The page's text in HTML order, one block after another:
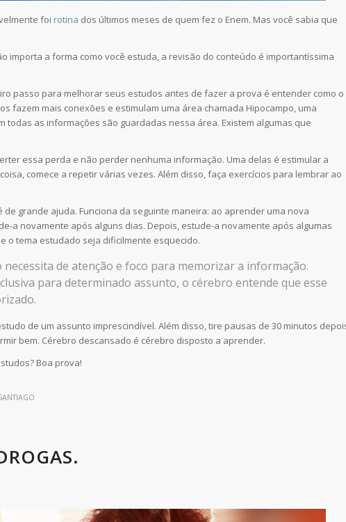
foi rotina dos últimos meses de quem fez o Enem. Mas você sabia que
importa a forma como você estuda, a revisão do conteúdo é importantíssima
passo para melhorar seus estudos antes de fazer a prova é entender como o
fazem mais conexões e estimulam uma área chamada Hipocampo, uma
as informações são guardadas nessa área. Existem algumas que
essa perda e não perder nenhuma informação. Uma delas é estimular a
comece a repetir várias vezes. Além disso, faça exercícios para lembrar ao
grande ajuda. Funciona da seguinte maneira: ao aprender uma nova
a novamente após alguns dias. Depois, estude-a novamente após algumas
o tema estudado seja dificilmente esquecido.
de atenção e foco para memorizar a informação.
para determinado assunto, o cérebro entende que esse
de um assunto imprescindível. Além disso, tire pausas de 30 minutos
bem. Cérebro descansado é cérebro disposto a aprender.
Boa prova!